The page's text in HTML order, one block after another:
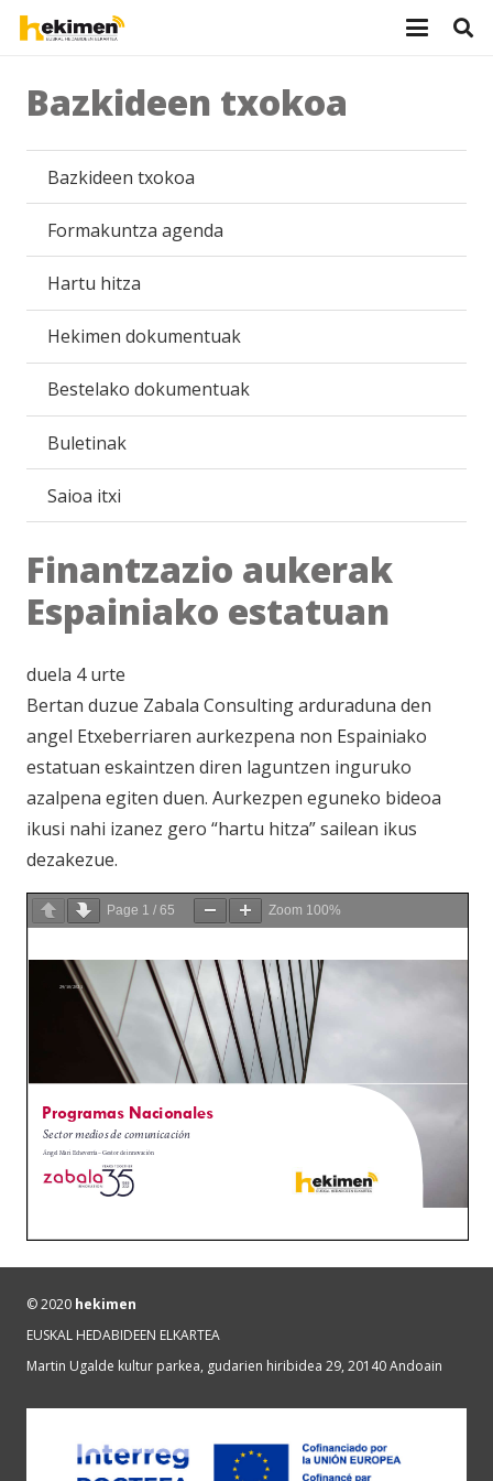
Bazkideen txokoa
Bazkideen txokoa
Formakuntza agenda
Hartu hitza
Hekimen dokumentuak
Bestelako dokumentuak
Buletinak
Saioa itxi
Finantzazio aukerak
Espainiako estatuan
duela 4 urte
Bertan duzue Zabala Consulting arduraduna den
angel Etxeberriaren aurkezpena non Espainiako
estatuan eskaintzen diren laguntzen inguruko
azalpena egiten duen. Aurkezpen eguneko bideoa
ikusi nahi izanez gero “hartu hitza” sailean ikus
dezakezue.
Page 1 / 65 Zoom 100%
© 2020 hekimen
EUSKAL HEDABIDEEN ELKARTEA
Martin Ugalde kultur parkea, gudarien hiribidea 29, 20140 Andoain